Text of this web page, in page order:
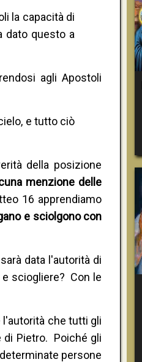
la capacità di
dato questo a
agli Apostoli
e tutto ciò
della posizione
menzione delle
16 apprendiamo
e sciolgono con
data l'autorità di
sciogliere? Con le
che tutti gli
di Pietro. Poiché gli
persone